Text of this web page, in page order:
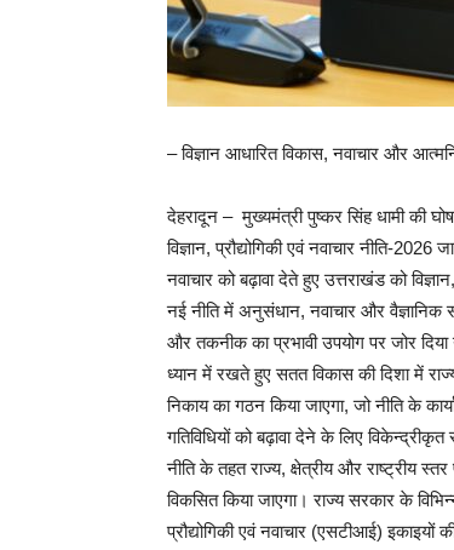
– विज्ञान आधारित विकास, नवाचार और
देहरादून – मुख्यमंत्री पुष्कर सिंह धामी की
विज्ञान, प्रौद्योगिकी एवं नवाचार नीति-
नवाचार को बढ़ावा देते हुए उत्तराखंड को
नई नीति में अनुसंधान, नवाचार और वैज्ञानिक
और तकनीक का प्रभावी उपयोग पर जोर
ध्यान में रखते हुए सतत विकास की दिशा में
निकाय का गठन किया जाएगा, जो नीति के
गतिविधियों को बढ़ावा देने के लिए
नीति के तहत राज्य, क्षेत्रीय और राष्ट्रीय
विकसित किया जाएगा। राज्य सरकार के
प्रौद्योगिकी एवं नवाचार (एसटीआई)